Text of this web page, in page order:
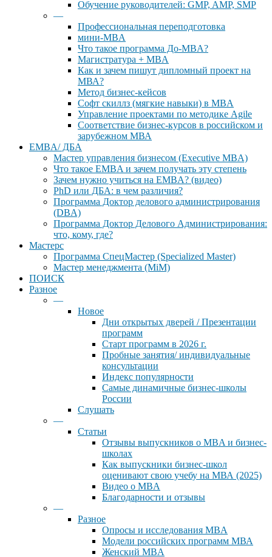
Обучение руководителей: GMP, AMP, SMP
—
Профессиональная переподготовка
мини-MBA
Что такое программа До-MBA?
Магистратура + MBA
Как и зачем пишут дипломный проект на
МВА?
Метод бизнес-кейсов
Софт скиллз (мягкие навыки) в MBA
Управление проектами по методике Agile
Соответствие бизнес-курсов в российском и
зарубежном МВА
EMBA/ ДБA
Мастер управления бизнесом (Executive MBA)
Что такое EMBA и зачем получать эту степень
Зачем нужно учиться на EMBA? (видео)
PhD или ДБА: в чем различия?
Программа Доктор делового администрирования
(DBА)
Программа Доктор Делового Администрирования:
что, кому, где?
Мастерс
Программа СпецМастер (Specialized Master)
Мастер менеджмента (MiM)
ПОИСК
Разное
—
Новое
Дни открытых дверей / Презентации
программ
Старт программ в 2026 г.
Пробные занятия/ индивидуальные
консультации
Индекс популярности
Самые динамичные бизнес-школы
России
Слушать
—
Статьи
Отзывы выпускников о MBA и бизнес-
школах
Как выпускники бизнес-школ
оценивают свою учебу на МВА (2025)
Видео о MBA
Благодарности и отзывы
—
Разное
Опросы и исследования MBA
Модели российских программ МВА
Женский MBA